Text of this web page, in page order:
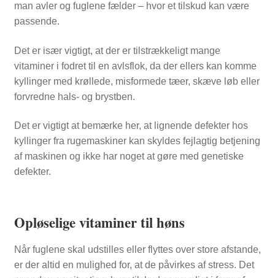
man avler og fuglene fælder – hvor et tilskud kan være
passende.
Det er især vigtigt, at der er tilstrækkeligt mange
vitaminer i fodret til en avlsflok, da der ellers kan komme
kyllinger med krøllede, misformede tæer, skæve løb eller
forvredne hals- og brystben.
Det er vigtigt at bemærke her, at lignende defekter hos
kyllinger fra rugemaskiner kan skyldes fejlagtig betjening
af maskinen og ikke har noget at gøre med genetiske
defekter.
Opløselige vitaminer til høns
Når fuglene skal udstilles eller flyttes over store afstande,
er der altid en mulighed for, at de påvirkes af stress. Det